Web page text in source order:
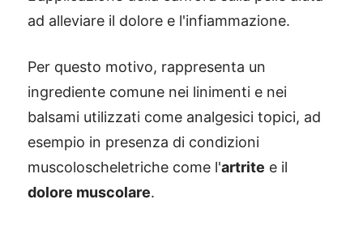
ad alleviare il dolore e l'infiammazione.
Per questo motivo, rappresenta un
ingrediente comune nei linimenti e nei
balsami utilizzati come analgesici topici, ad
esempio in presenza di condizioni
muscoloscheletriche come l'artrite e il
dolore muscolare.